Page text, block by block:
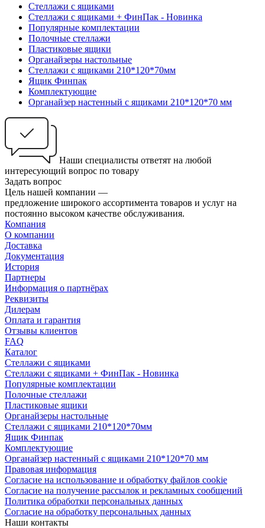
Стеллажи с ящиками
Стеллажи с ящиками + ФинПак - Новинка
Популярные комплектации
Полочные стеллажи
Пластиковые ящики
Органайзеры настольные
Стеллажи с ящиками 210*120*70мм
Ящик Финпак
Комплектующие
Органайзер настенный с ящиками 210*120*70 мм
Наши специалисты ответят на любой
интересующий вопрос по товару
Задать вопрос
Цель нашей компании —
предложение широкого ассортимента товаров и услуг на
постоянно высоком качестве обслуживания.
Компания
О компании
Доставка
Документация
История
Партнеры
Информация о партнёрах
Реквизиты
Дилерам
Оплата и гарантия
Отзывы клиентов
FAQ
Каталог
Стеллажи с ящиками
Стеллажи с ящиками + ФинПак - Новинка
Популярные комплектации
Полочные стеллажи
Пластиковые ящики
Органайзеры настольные
Стеллажи с ящиками 210*120*70мм
Ящик Финпак
Комплектующие
Органайзер настенный с ящиками 210*120*70 мм
Правовая информация
Согласие на использование и обработку файлов cookie
Согласие на получение рассылок и рекламных сообщений
Политика обработки персональных данных
Согласие на обработку персональных данных
Наши контакты